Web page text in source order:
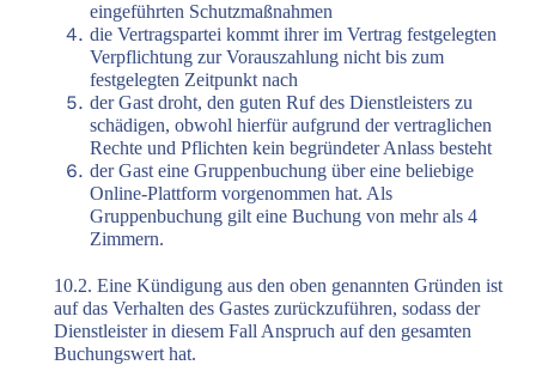
eingeführten Schutzmaßnahmen
die Vertragspartei kommt ihrer im Vertrag festgelegten
Verpflichtung zur Vorauszahlung nicht bis zum
festgelegten Zeitpunkt nach
der Gast droht, den guten Ruf des Dienstleisters zu
schädigen, obwohl hierfür aufgrund der vertraglichen
Rechte und Pflichten kein begründeter Anlass besteht
der Gast eine Gruppenbuchung über eine beliebige
Online-Plattform vorgenommen hat. Als
Gruppenbuchung gilt eine Buchung von mehr als 4
Zimmern.
10.2. Eine Kündigung aus den oben genannten Gründen ist
auf das Verhalten des Gastes zurückzuführen, sodass der
Dienstleister in diesem Fall Anspruch auf den gesamten
Buchungswert hat.